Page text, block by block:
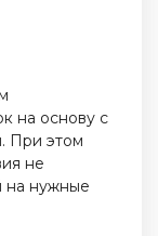
на основу с
При этом
не
на нужные